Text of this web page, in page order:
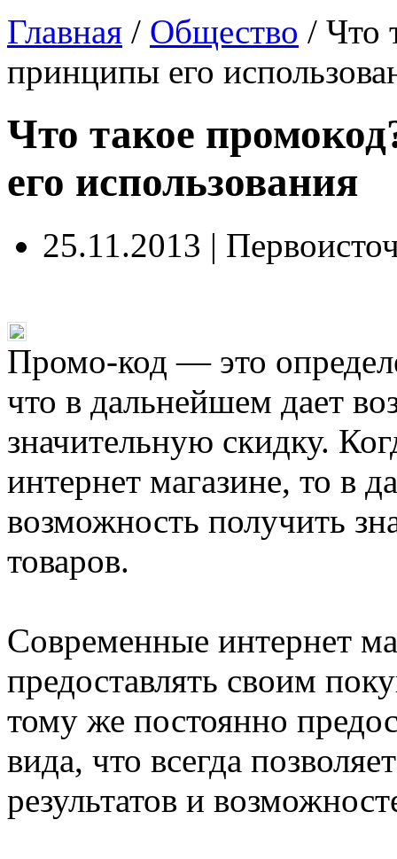
Главная / Общество / Что
принципы его
Что такое
его использования
25.11.2013 |
Промо-код — это
что в дальнейшем дает
значительную скидку.
интернет магазине, то в
возможность получить
товаров.
Современные интернет
предоставлять своим
тому же постоянно
вида, что всегда
результатов и